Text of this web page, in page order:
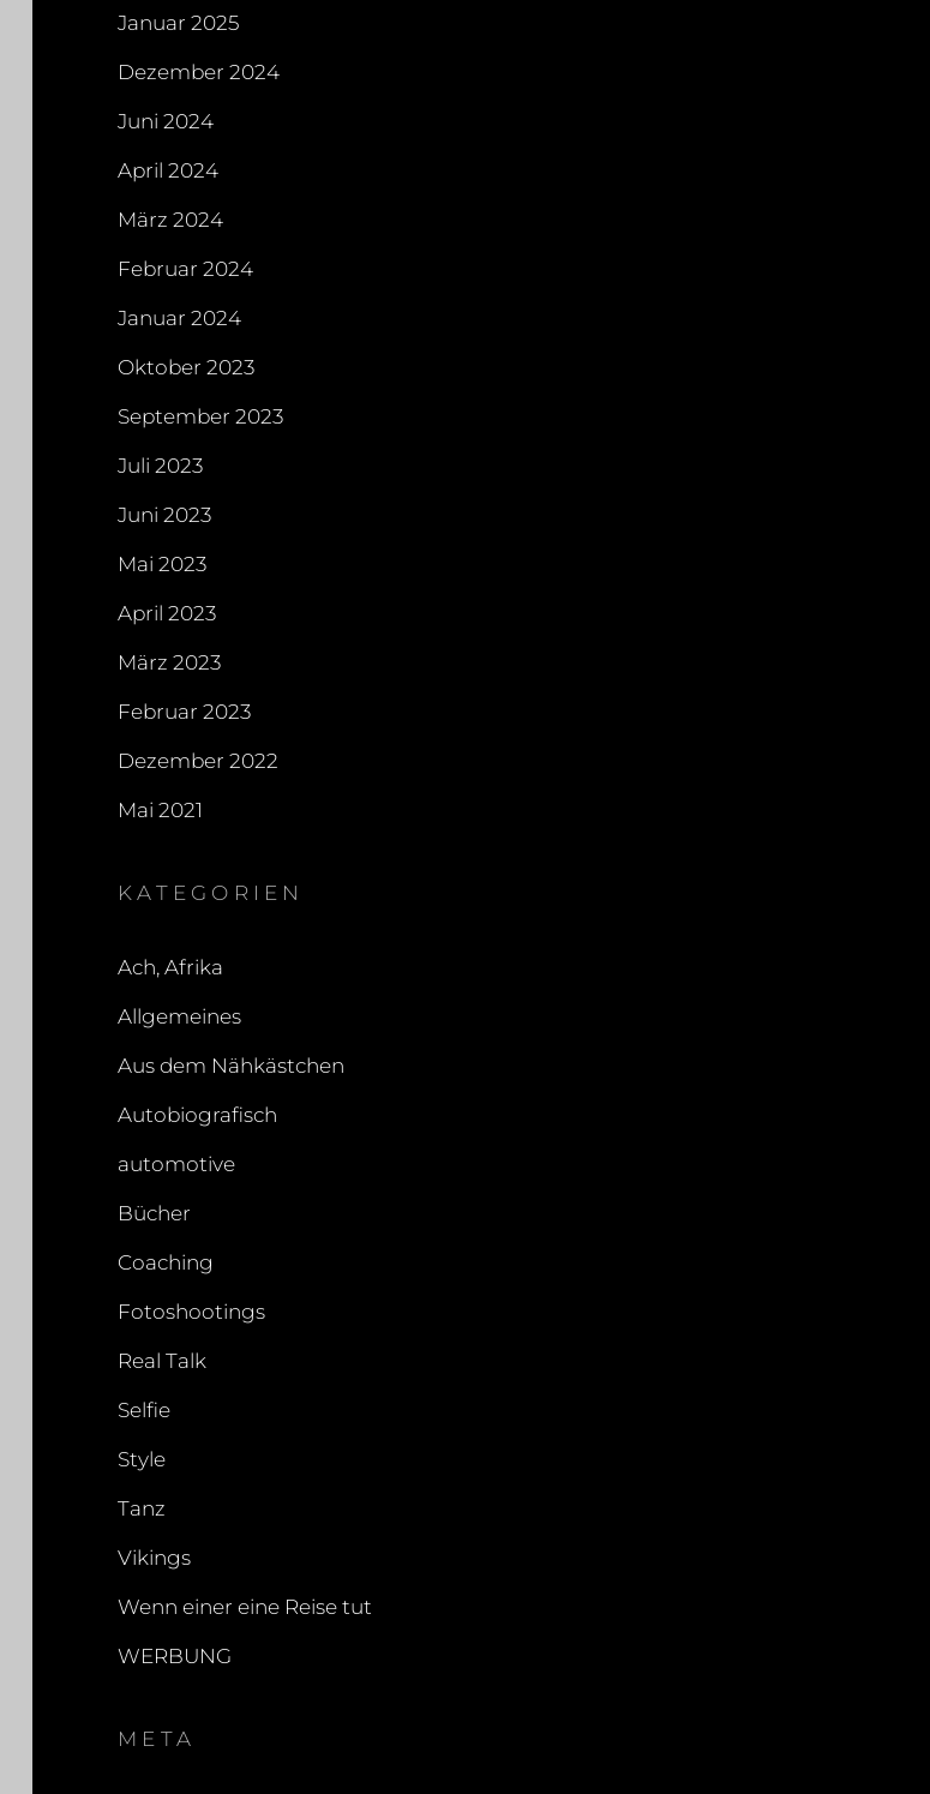
Januar 2025
Dezember 2024
Juni 2024
April 2024
März 2024
Februar 2024
Januar 2024
Oktober 2023
September 2023
Juli 2023
Juni 2023
Mai 2023
April 2023
März 2023
Februar 2023
Dezember 2022
Mai 2021
KATEGORIEN
Ach, Afrika
Allgemeines
Aus dem Nähkästchen
Autobiografisch
automotive
Bücher
Coaching
Fotoshootings
Real Talk
Selfie
Style
Tanz
Vikings
Wenn einer eine Reise tut
WERBUNG
META